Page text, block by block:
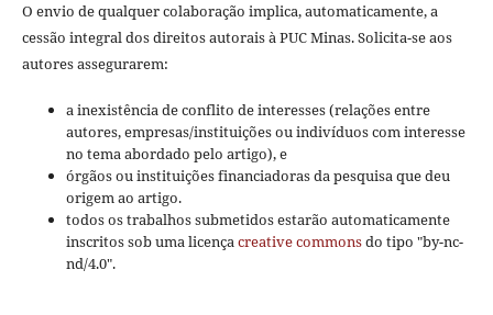
O envio de qualquer colaboração implica, automaticamente, a
cessão integral dos direitos autorais à PUC Minas. Solicita-se aos
autores assegurarem:
a inexistência de conflito de interesses (relações entre
autores, empresas/instituições ou indivíduos com interesse
no tema abordado pelo artigo), e
órgãos ou instituições financiadoras da pesquisa que deu
origem ao artigo.
todos os trabalhos submetidos estarão automaticamente
inscritos sob uma licençacreative commonsdo tipo "by-nc-
nd/4.0".